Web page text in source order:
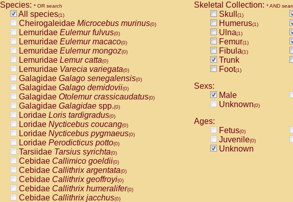
Species: * OR search
All species(1)
Cheirogaleidae Microcebus murinus(0)
Lemuridae Eulemur fulvus(0)
Lemuridae Eulemur macaco(0)
Lemuridae Eulemur mongoz(0)
Lemuridae Lemur catta(0)
Lemuridae Varecia variegata(0)
Galagidae Galago senegalensis(0)
Galagidae Galago demidovii(0)
Galagidae Otolemur crassicaudatus(0)
Galagidae Galagidae spp.(0)
Loridae Loris tardigradus(0)
Loridae Nycticebus coucang(0)
Loridae Nycticebus pygmaeus(0)
Loridae Perodicticus potto(0)
Tarsiidae Tarsius syrichta(0)
Cebidae Callimico goeldii(0)
Cebidae Callithrix argentata(0)
Cebidae Callithrix geoffroyi(0)
Cebidae Callithrix humeralifer(0)
Cebidae Callithrix jacchus(0)
Skeletal Collection: * AND
Skull (1)
Humerus(1)
Ulna(1)
Femur(1)
Fibula(1)
Trunk
Foot(1)
Sexs:
Male
Unknown(0)
Ages:
Fetus(0)
Juvenile(0)
Unknown